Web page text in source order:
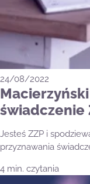
24/08/2022
świadczenie
Jesteś ZZP i
przyznawania
4 min. czytania